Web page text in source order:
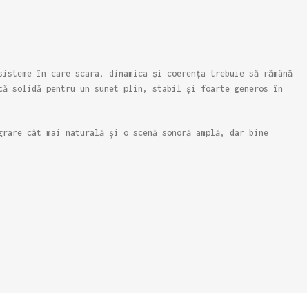
în care scara, dinamica și coerența trebuie să rămână
solidă pentru un sunet plin, stabil și foarte generos în
cât mai naturală și o scenă sonoră amplă, dar bine